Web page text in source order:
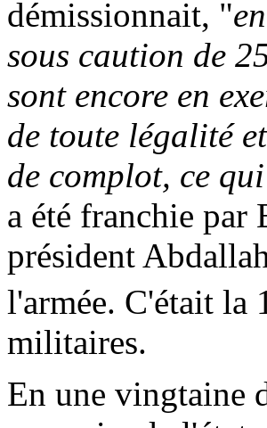
démissionnait, "
sous caution de
sont encore en
de toute légalité
de complot, ce
a été franchie par
président
l'armée. C'était la
militaires.
En une vingtaine